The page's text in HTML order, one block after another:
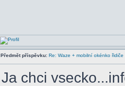
Předmět příspěvku: Re: Waze + mobilní okénko řidiče
Ja chci